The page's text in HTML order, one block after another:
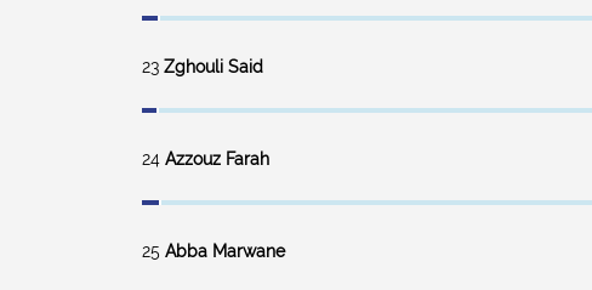
23 Zghouli Said
24 Azzouz Farah
25 Abba Marwane